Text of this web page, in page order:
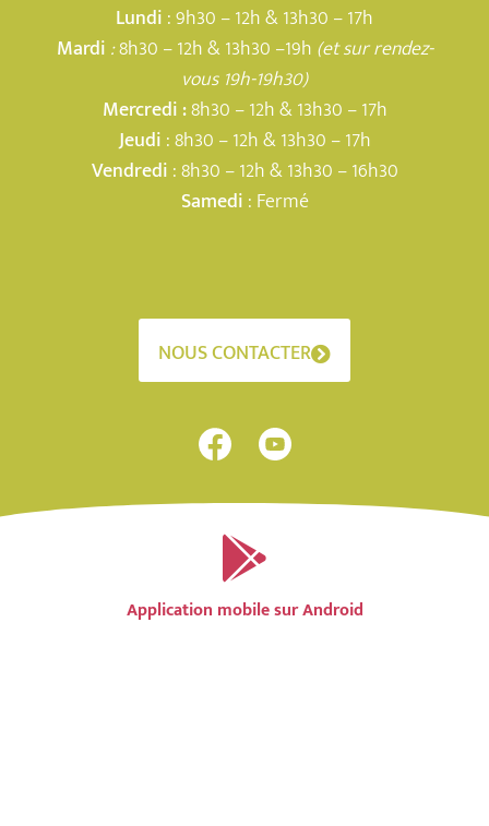
Lundi : 9h30 – 12h & 13h30 – 17h
Mardi :8h30 – 12h & 13h30 –19h (et sur rendez-
vous 19h-19h30)
Mercredi :8h30 – 12h & 13h30 – 17h
Jeudi : 8h30 – 12h & 13h30 – 17h
Vendredi : 8h30 – 12h & 13h30 – 16h30
Samedi : Fermé
NOUS CONTACTER
Application mobile sur Android